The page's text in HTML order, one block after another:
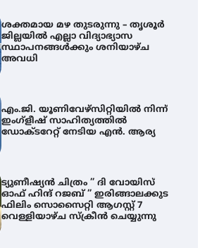
എം.ജി. യൂണിവേഴ്‌സിറ്റിയിൽ നിന്ന്
ഇംഗ്ളീഷ് സാഹിത്യത്തിൽ
ഡോക്ടറേറ്റ് നേടിയ എൻ. ആര്യ
ട്യുണീഷ്യൻ ചിത്രം ” ദി വോയിസ്
ഓഫ് ഹിന്ദ് റജബ് ” ഇരിങ്ങാലക്കുട
ഫിലിം സൊസൈറ്റി ആഗസ്റ്റ് 7
വെള്ളിയാഴ്ച സ്‌ക്രീൻ ചെയ്യുന്നു
സെന്റ് ജോസഫ്സ് കോളജ്
കോമേഴ്‌സ് അസോസിയേഷന്
തുടക്കമായി